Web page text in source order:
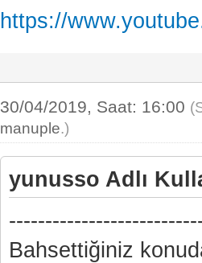
https://
30/04/2019, Saat: 16:00
manuple.)
yunusso Adlı
Bahsettiğiniz